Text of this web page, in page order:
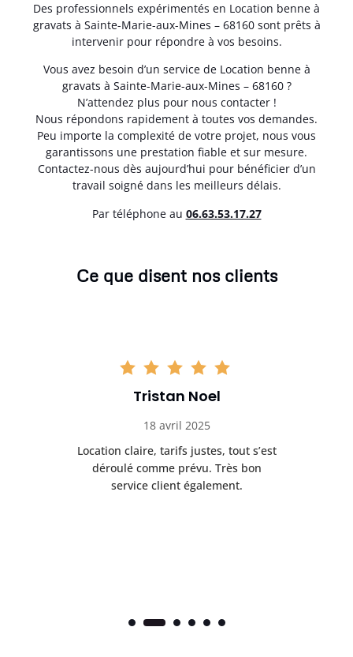
Des professionnels expérimentés en Location benne à
gravats à Sainte-Marie-aux-Mines – 68160 sont prêts à
intervenir pour répondre à vos besoins.
Vous avez besoin d’un service de Location benne à
gravats à Sainte-Marie-aux-Mines – 68160 ?
N’attendez plus pour nous contacter !
Nous répondons rapidement à toutes vos demandes.
Peu importe la complexité de votre projet, nous vous
garantissons une prestation fiable et sur mesure.
Contactez-nous dès aujourd’hui pour bénéficier d’un
travail soigné dans les meilleurs délais.
Par téléphone au 06.63.53.17.27
Ce que disent nos clients
Tristan Noel
18 avril 2025
Location claire, tarifs justes, tout s’est
déroulé comme prévu. Très bon
service client également.